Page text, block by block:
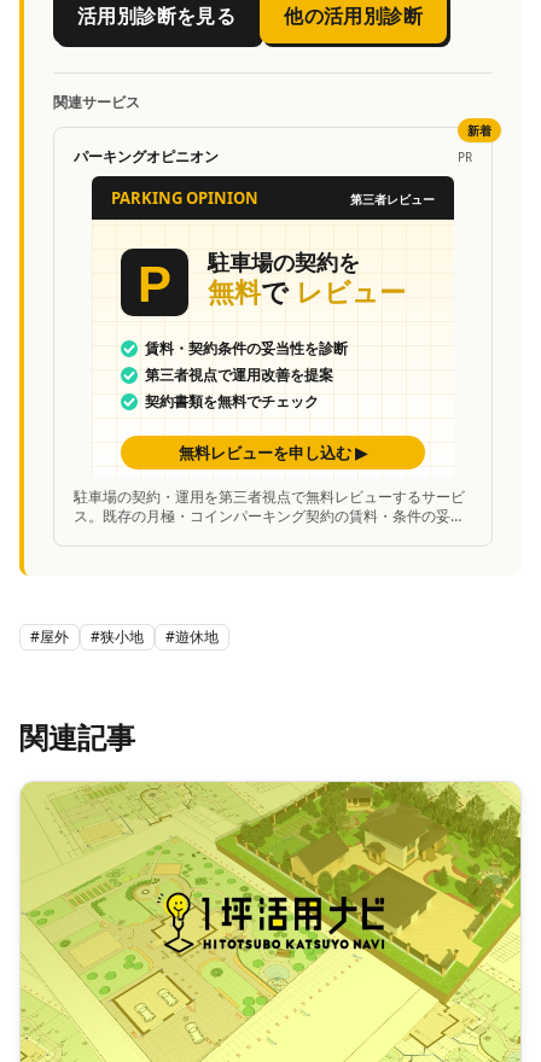
活用別診断を見る 他の活用別診断
関連サービス
パーキングオピニオン PR
駐車場の契約・運用を第三者視点で無料レビューするサービ
ス。既存の月極・コインパーキング契約の賃料・条件の妥当
新着
#屋外 #狭小地 #遊休地
関連記事